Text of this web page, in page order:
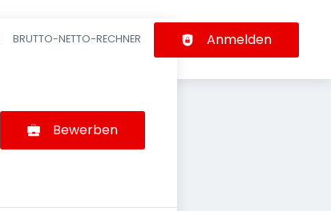
BRUTTO-NETTO-RECHNER Anmelden
Bewerben